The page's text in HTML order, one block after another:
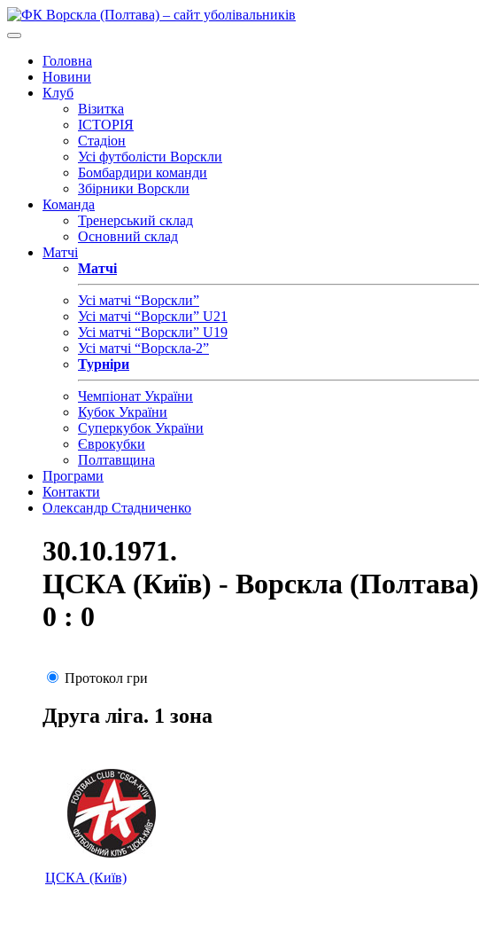
Головна
Новини
Клуб
Візитка
ІСТОРІЯ
Стадіон
Усі футболісти Ворскли
Бомбардири команди
Збірники Ворскли
Команда
Тренерський склад
Основний склад
Матчі
Матчі
Усі матчі “Ворскли”
Усі матчі “Ворскли” U21
Усі матчі “Ворскли” U19
Усі матчі “Ворскла-2”
Турніри
Чемпіонат України
Кубок України
Суперкубок України
Єврокубки
Полтавщина
Програми
Контакти
Олександр Стадниченко
30.10.1971.
ЦСКА (Київ) - Ворскла (Полтава)
0 : 0
Протокол гри
Друга ліга. 1 зона
ЦСКА (Київ)